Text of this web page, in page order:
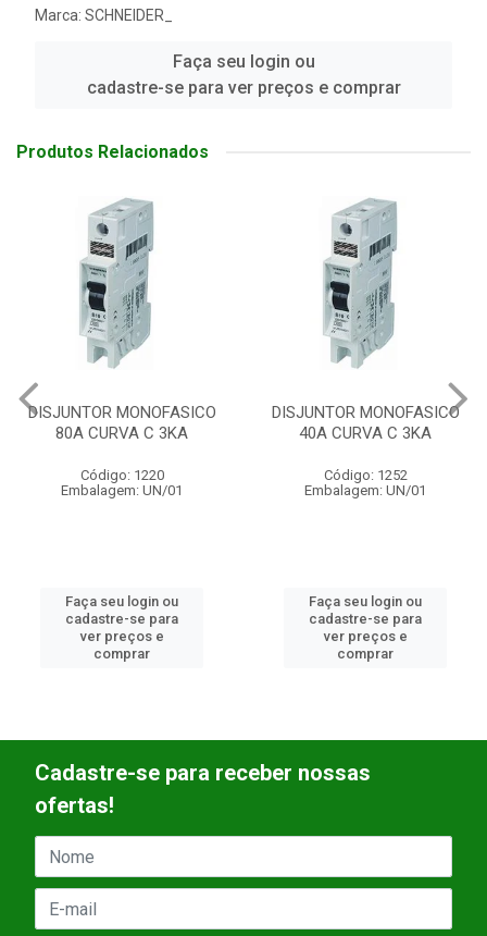
Marca: SCHNEIDER_
Faça seu login ou
cadastre-se para ver preços e comprar
Produtos Relacionados
DISJUNTOR MONOFASICO
80A CURVA C 3KA
Código: 1220
Embalagem: UN/01
Faça seu login ou
cadastre-se para
ver preços e
comprar
DISJUNTOR MONOFASICO
40A CURVA C 3KA
Código: 1252
Embalagem: UN/01
Faça seu login ou
cadastre-se para
ver preços e
comprar
Cadastre-se para receber nossas
ofertas!